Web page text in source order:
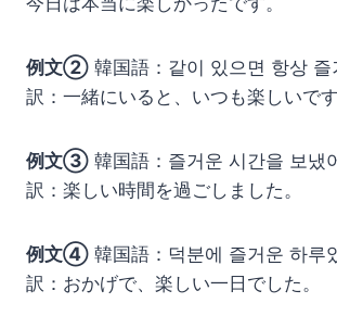
例文② 韓国語：같이 있으면 항상
訳：一緒にいると、いつも楽しいです
例文③ 韓国語：즐거운 시간을 보냈
訳：楽しい時間を過ごしました。
例文④ 韓国語：덕분에 즐거운 하루
訳：おかげで、楽しい一日でした。